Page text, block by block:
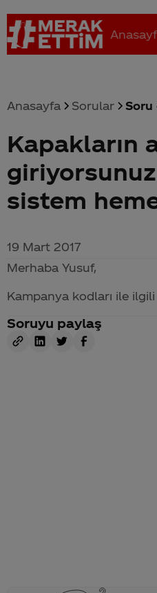
Coca-Cola nerenin malı?
Anasayfa Sorular Soru
Kapakların
sistem
19 Mart 2017
Merhaba Yusuf,
Kampanya kodları ile
Soruyu paylaş